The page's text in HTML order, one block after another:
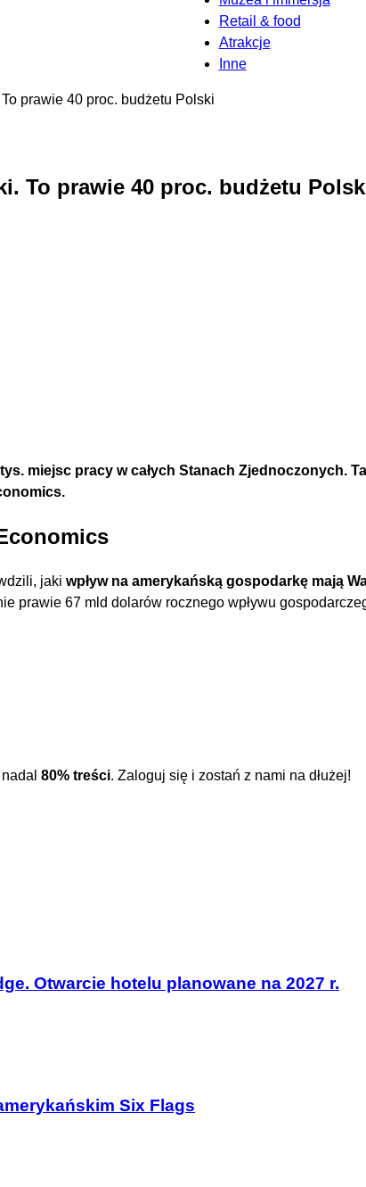
Retail & food
Atrakcje
Inne
prawie 40 proc. budżetu Polski
To prawie 40 proc. budżetu
miejsc pracy w całych Stanach Zjednoczonych.
jaki wpływ na amerykańską gospodarkę mają
prawie 67 mld dolarów rocznego wpływu
80% treści. Zaloguj się i zostań z nami na dłużej!
Otwarcie hotelu planowane na 2027 r.
Six Flags